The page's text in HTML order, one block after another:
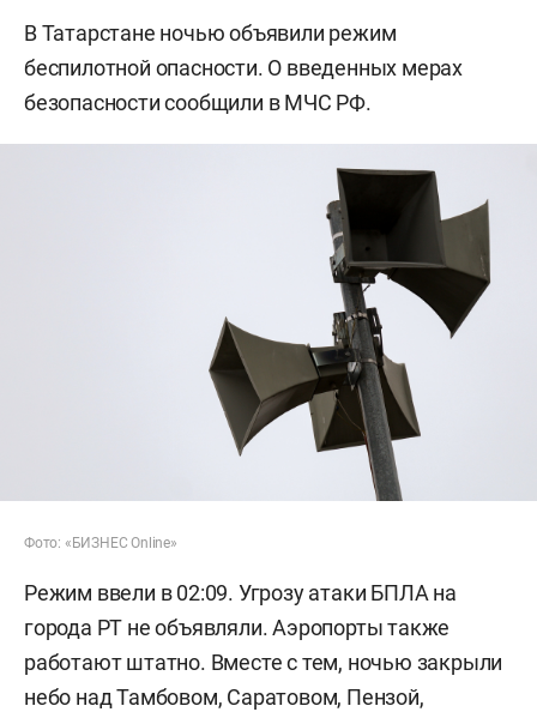
В Татарстане ночью объявили режим
беспилотной опасности. О введенных мерах
безопасности сообщили в МЧС РФ.
Фото: «БИЗНЕС Online»
Режим ввели в 02:09. Угрозу атаки БПЛА на
города РТ не объявляли. Аэропорты также
работают штатно. Вместе с тем, ночью закрыли
небо над Тамбовом, Саратовом, Пензой,